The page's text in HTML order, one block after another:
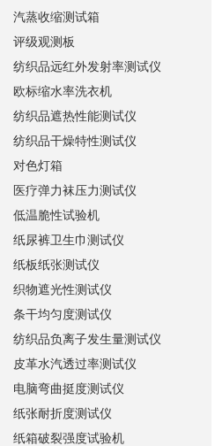
汽蒸收缩测试箱
评级观测板
纺织品远红外发射率测试仪
欧标缩水率洗衣机
纺织品遮热性能测试仪
纺织品干燥特性测试仪
对色灯箱
医疗弹力袜压力测试仪
低温脆性试验机
纸尿裤卫生巾测试仪
纸板纸张测试仪
织物遮光性测试仪
条干均匀度测试仪
纺织品负离子发生量测试仪
皮革水汽透过率测试仪
电脑弯曲挺度测试仪
纸张耐折度测试仪
纸箱破裂强度试验机